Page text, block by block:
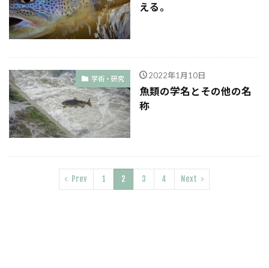
える。
学術・研究 2022年1月10日
魚類の学名とその他の名
称
Prev 1 2 3 4 Next